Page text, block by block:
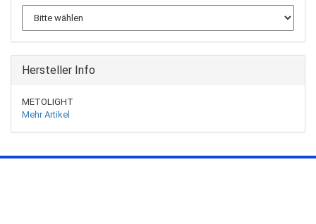
Hersteller Info
METOLIGHT
Mehr Artikel